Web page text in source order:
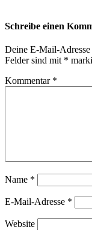
Schreibe einen
Deine E-Mail-
Felder sind mit *
Kommentar *
Name *
E-Mail-Adresse *
Website